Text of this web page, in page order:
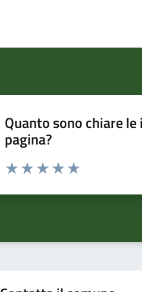
Quanto sono chiare
pagina?
Valuta da 1 a 5 stelle la pagina